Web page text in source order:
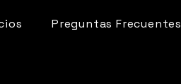
Preguntas Frecuentes